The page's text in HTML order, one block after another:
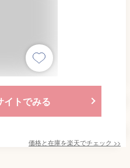
イトでみる
価格と在庫を楽天でチェック >>